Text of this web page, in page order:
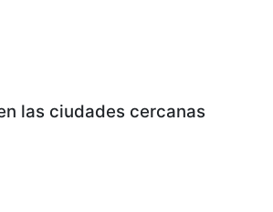
las ciudades cercanas